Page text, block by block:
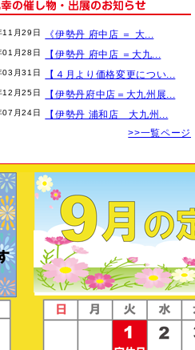
日（月） 〈６日間〉
終了 ラストオーダー各日終了３０分前）
ただけます。
１１１
月29日 《伊勢丹 府中店 ＝ 大...
月28日 【伊勢丹 府中店 ＝大九...
月31日 【４月より価格変更につい...
月25日 【伊勢丹府中店＝大九州展...
月24日
【伊勢丹 浦和店 大九州...
>>一覧ページ